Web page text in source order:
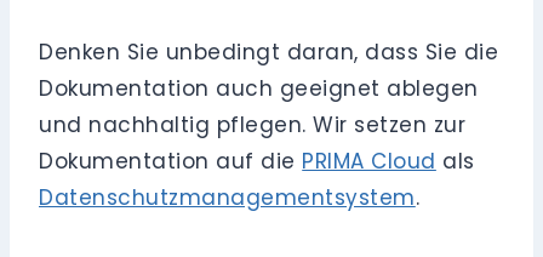
Denken Sie unbedingt daran, dass Sie die
Dokumentation auch geeignet ablegen
und nachhaltig pflegen. Wir setzen zur
Dokumentation auf die PRIMA Cloud als
Datenschutzmanagementsystem.